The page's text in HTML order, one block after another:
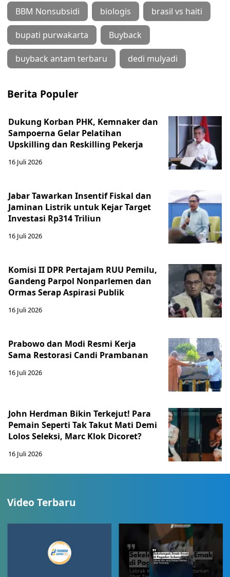
BBM Nonsubsidi biologis brasil vs haiti
bupati purwakarta Buyback
buyback antam terbaru dedi mulyadi
Berita Populer
Dukung Korban PHK, Kemnaker dan
Sampoerna Gelar Pelatihan
Upskilling dan Reskilling Pekerja
16 Juli 2026
Jabar Tawarkan Insentif Fiskal dan
Jaminan Listrik untuk Kejar Target
Investasi Rp314 Triliun
16 Juli 2026
Komisi II DPR Pertajam RUU Pemilu,
Gandeng Parpol Nonparlemen dan
Ormas Serap Aspirasi Publik
16 Juli 2026
Prabowo dan Modi Resmi Kerja
Sama Restorasi Candi Prambanan
16 Juli 2026
John Herdman Bikin Terkejut! Para
Pemain Seperti Tak Takut Mati Demi
Lolos Seleksi, Marc Klok Dicoret?
16 Juli 2026
Video Terbaru